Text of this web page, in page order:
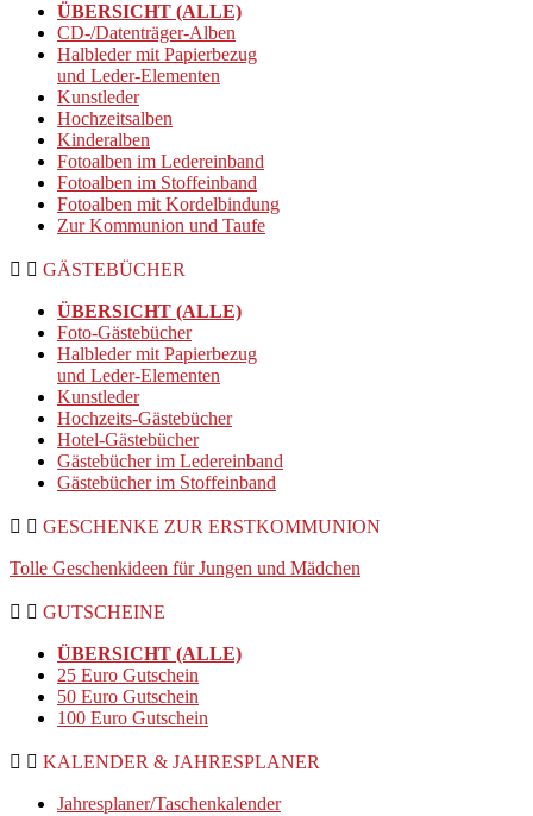
ÜBERSICHT (ALLE)
CD-/Datenträger-Alben
Halbleder mit Papierbezug
und Leder-Elementen
Kunstleder
Hochzeitsalben
Kinderalben
Fotoalben im Ledereinband
Fotoalben im Stoffeinband
Fotoalben mit Kordelbindung
Zur Kommunion und Taufe
GÄSTEBÜCHER
ÜBERSICHT (ALLE)
Foto-Gästebücher
Halbleder mit Papierbezug
und Leder-Elementen
Kunstleder
Hochzeits-Gästebücher
Hotel-Gästebücher
Gästebücher im Ledereinband
Gästebücher im Stoffeinband
GESCHENKE ZUR ERSTKOMMUNION
Tolle Geschenkideen für Jungen und Mädchen
GUTSCHEINE
ÜBERSICHT (ALLE)
25 Euro Gutschein
50 Euro Gutschein
100 Euro Gutschein
KALENDER & JAHRESPLANER
Jahresplaner/Taschenkalender